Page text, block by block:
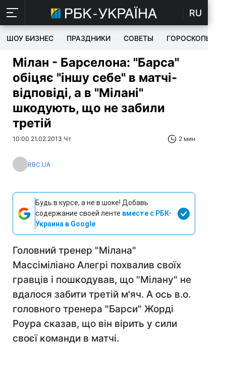
RU
ШОУ БИЗНЕС ПРАЗДНИКИ СОВЕТЫ ГОРОСКОПЫ
Мілан - Барселона: "Барса"
обіцяє "іншу себе" в матчі-
відповіді, а в "Мілані"
шкодують, що не забили
третій
10:00 21.02.2013 Чт 2 мин
RBC.UA
Будь в курсе, а не в шоке! Добавь
содержание своей ленте вместе с РБК-
Украина в Google
Головний тренер "Мілана"
Массіміліано Алегрі похвалив своїх
гравців і пошкодував, що "Мілану" не
вдалося забити третій м'яч. А ось в.о.
головного тренера "Барси" Жорді
Роура сказав, що він вірить у сили
своєї команди в матчі.